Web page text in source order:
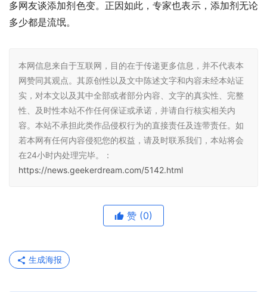
多网友谈添加剂色变。正因如此，专家也表示，添加剂无论
多少都是流氓。
本网信息来自于互联网，目的在于传递更多信息，并不代表本
网赞同其观点。其原创性以及文中陈述文字和内容未经本站证
实，对本文以及其中全部或者部分内容、文字的真实性、完整
性、及时性本站不作任何保证或承诺，并请自行核实相关内
容。本站不承担此类作品侵权行为的直接责任及连带责任。如
若本网有任何内容侵犯您的权益，请及时联系我们，本站将会
在24小时内处理完毕。：
https://news.geekerdream.com/5142.html
赞 (0)
生成海报